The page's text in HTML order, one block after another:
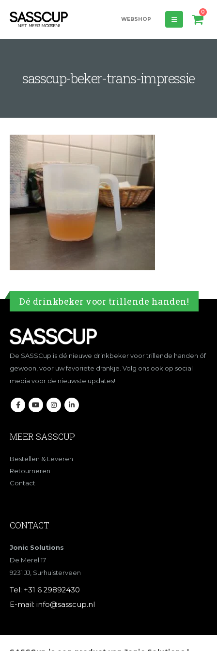
WEBSHOP
0
sasscup-beker-trans-impressie
Dé drinkbeker voor trillende handen!
De SASSCup is dé nieuwe drinkbeker voor trillende handen óf
gewoon, voor uw favoriete drankje. Volg ons ook op social
media voor de nieuwste updates!
MEER SASSCUP
Bestellen & Leveren
Retourneren
Contact
CONTACT
Jonic Solutions
De Merel 17
9231 JJ, Surhuisterveen
Tel: +31 6 29892430
E-mail: info@sasscup.nl